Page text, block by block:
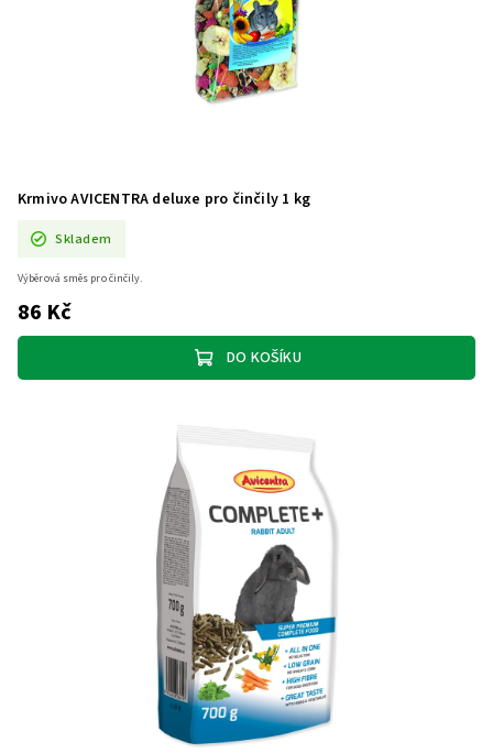
Krmivo AVICENTRA deluxe pro činčily 1 kg
Skladem
86 Kč
DO KOŠÍKU
Výběrová směs pro činčily.